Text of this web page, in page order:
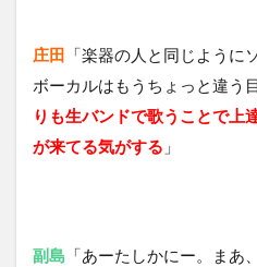
庄田 「楽器の人と同じように
ボーカルはもうちょっと違う
りも生バンドで歌うことで上
が来てる気がする 」
副島 「あーたしかにー。ま